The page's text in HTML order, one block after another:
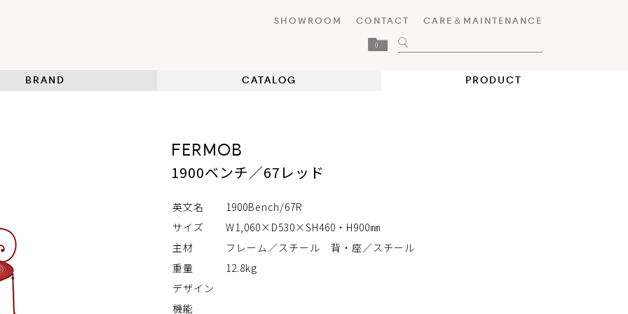
SHOWROOM CONTACT CARE＆MAINTENANCE
0
BRAND CATALOG PRODUCT
FERMOB
1900ベンチ／67レッド
英文名
1900Bench/67R
サイズ
W1,060×D530×SH460・H900㎜
主材
フレーム／スチール 背・座／スチール
重量
12.8kg
デザイン
機能